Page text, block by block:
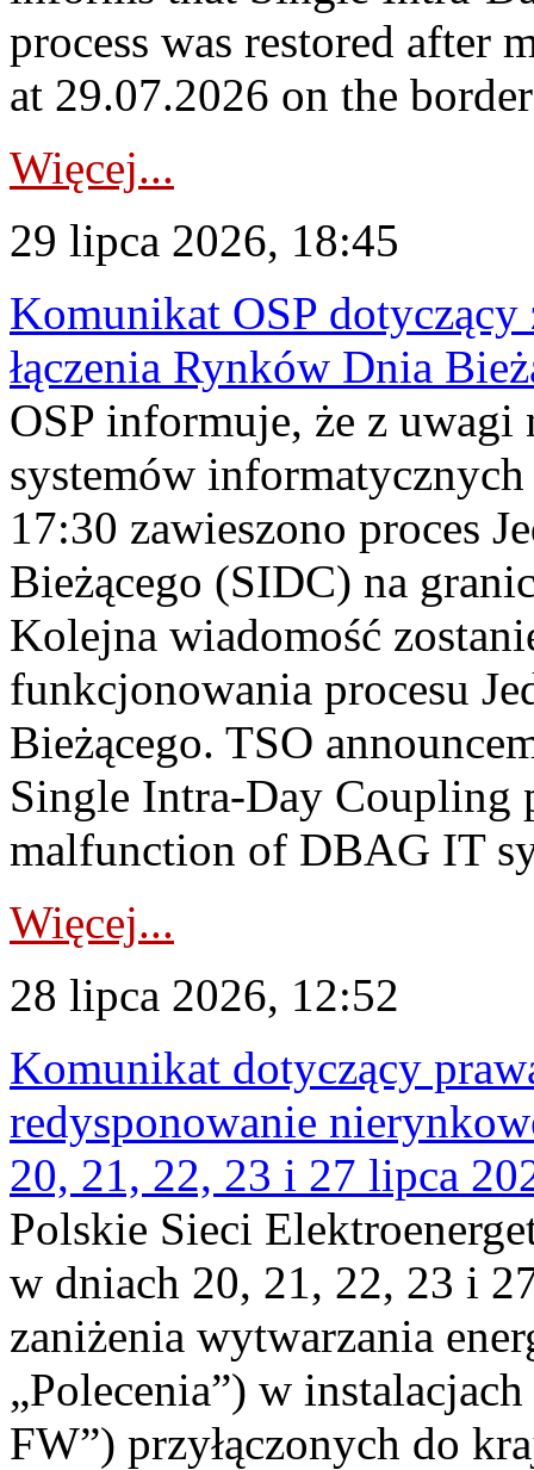
process was restored after
at 29.07.2026 on the
Więcej...
29 lipca 2026, 18:45
Komunikat OSP dotyczący
łączenia Rynków Dnia
OSP informuje, że z uwagi
systemów
17:30 zawieszono proces
Bieżącego (SIDC) na
Kolejna wiadomość
funkcjonowania procesu
Bieżącego. TSO
Single Intra-Day Coupling
malfunction of DBAG IT
Więcej...
28 lipca 2026, 12:52
Komunikat dotyczący
redysponowanie
20, 21, 22, 23 i 27 lipca
Polskie Sieci
w dniach 20, 21, 22, 23 i
zaniżenia wytwarzania
„Polecenia”) w
FW”) przyłączonych do